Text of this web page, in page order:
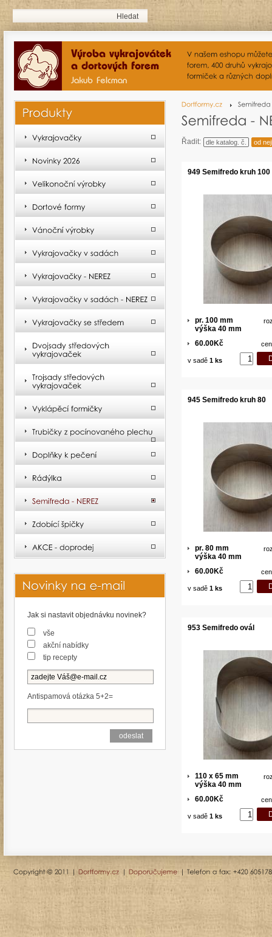
Řadit: dle katalog. č. od
949 Semifredo kruh 100
pr. 100 mm
výška 40 mm
60.00Kč
v sadě 1 ks
945 Semifredo kruh 80
pr. 80 mm
výška 40 mm
60.00Kč
v sadě 1 ks
953 Semifredo ovál
110 x 65 mm
výška 40 mm
60.00Kč
v sadě 1 ks
Jak si nastavit objednávku novinek?
vše
akční nabídky
tip recepty
Antispamová otázka 5+2=